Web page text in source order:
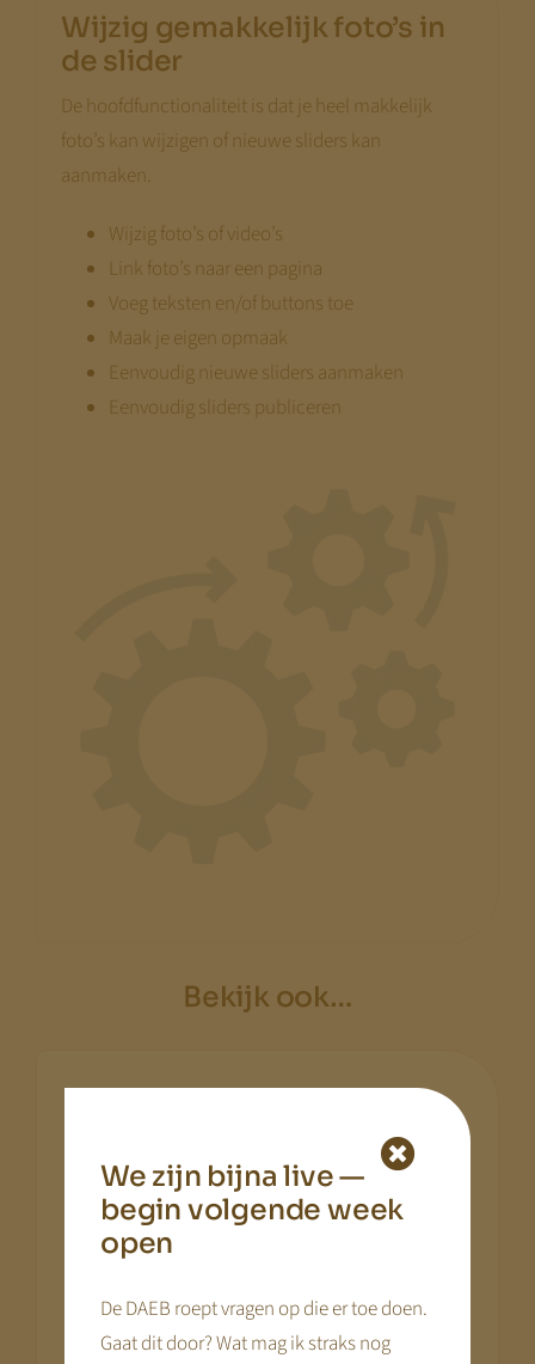
Wijzig gemakkelijk foto’s in
de slider
De hoofdfunctionaliteit is dat je heel makkelijk
foto’s kan wijzigen of nieuwe sliders kan
aanmaken.
Wijzig foto’s of video’s
Link foto’s naar een pagina
Voeg teksten en/of buttons toe
Maak je eigen opmaak
Eenvoudig nieuwe sliders aanmaken
Eenvoudig sliders publiceren
Bekijk ook…
We zijn bijna live —
begin volgende week
open
De DAEB roept vragen op die er toe doen.
Gaat dit door? Wat mag ik straks nog